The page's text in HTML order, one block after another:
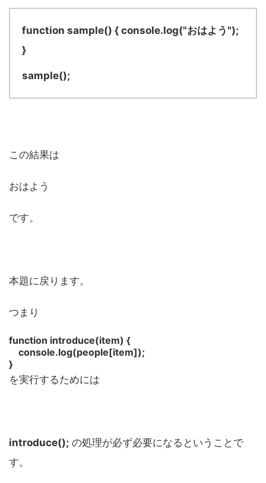
function sample() { console.log("おはよう");
}
sample();
この結果は
おはよう
です。
本題に戻ります。
つまり
function introduce(item) {
console.log(people[item]);
}
を実行するためには
introduce(); の処理が必ず必要になるということで
す。